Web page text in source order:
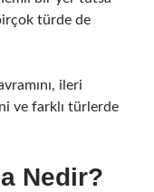
Nasıl Oluşturulur?
türde de
ileri
ve farklı türlerde
Nedir?